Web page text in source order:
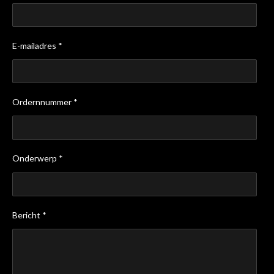
E-mailadres *
Ordernnummer *
Onderwerp *
Bericht *